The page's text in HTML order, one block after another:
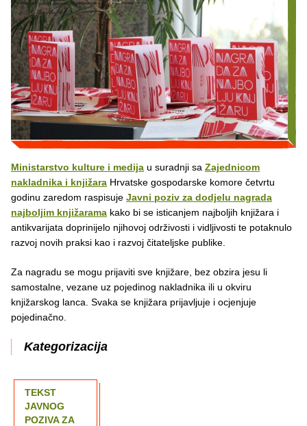
Ministarstvo kulture i medija u suradnji sa Zajednicom
nakladnika i knjižara Hrvatske gospodarske komore četvrtu
godinu zaredom raspisuje Javni poziv za dodjelu nagrada
najboljim knjižarama kako bi se isticanjem najboljih knjižara i
antikvarijata doprinijelo njihovoj održivosti i vidljivosti te potaknulo
razvoj novih praksi kao i razvoj čitateljske publike.
Za nagradu se mogu prijaviti sve knjižare, bez obzira jesu li
samostalne, vezane uz pojedinog nakladnika ili u okviru
knjižarskog lanca. Svaka se knjižara prijavljuje i ocjenjuje
pojedinačno.
Kategorizacija
TEKST
JAVNOG
POZIVA ZA